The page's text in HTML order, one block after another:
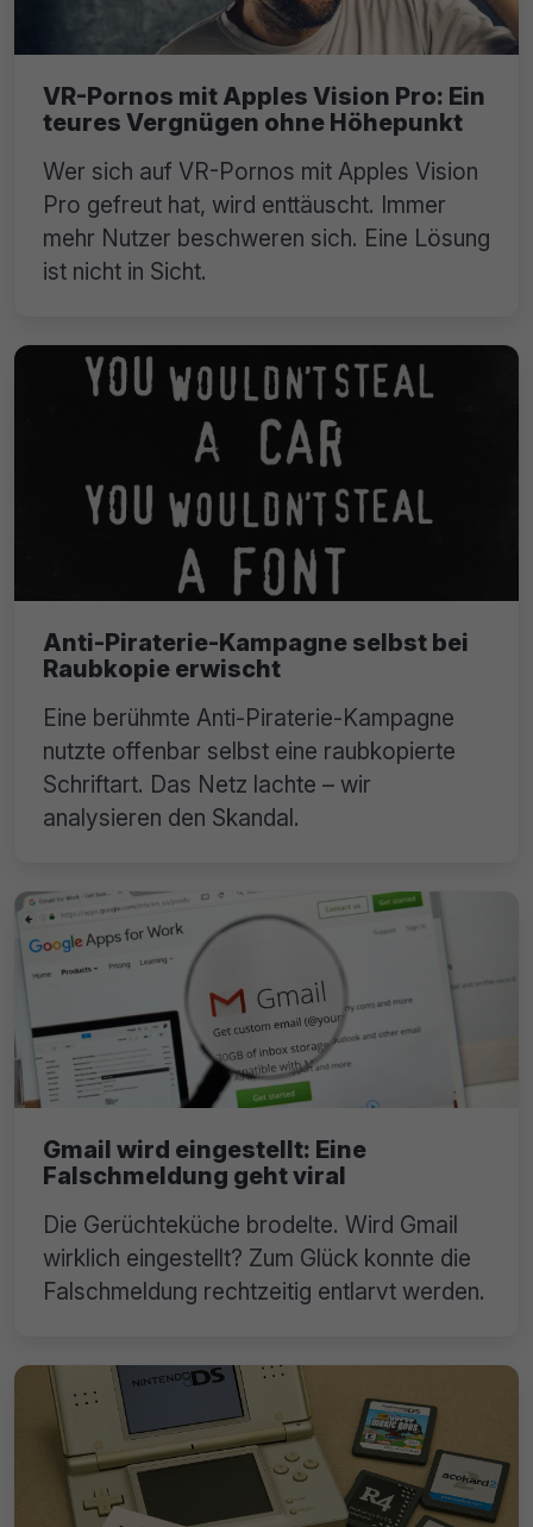
VR-Pornos mit Apples Vision Pro: Ein
teures Vergnügen ohne Höhepunkt
Wer sich auf VR-Pornos mit Apples Vision
Pro gefreut hat, wird enttäuscht. Immer
mehr Nutzer beschweren sich. Eine Lösung
ist nicht in Sicht.
Anti-Piraterie-Kampagne selbst bei
Raubkopie erwischt
Eine berühmte Anti-Piraterie-Kampagne
nutzte offenbar selbst eine raubkopierte
Schriftart. Das Netz lachte – wir
analysieren den Skandal.
Gmail wird eingestellt: Eine
Falschmeldung geht viral
Die Gerüchteküche brodelte. Wird Gmail
wirklich eingestellt? Zum Glück konnte die
Falschmeldung rechtzeitig entlarvt werden.